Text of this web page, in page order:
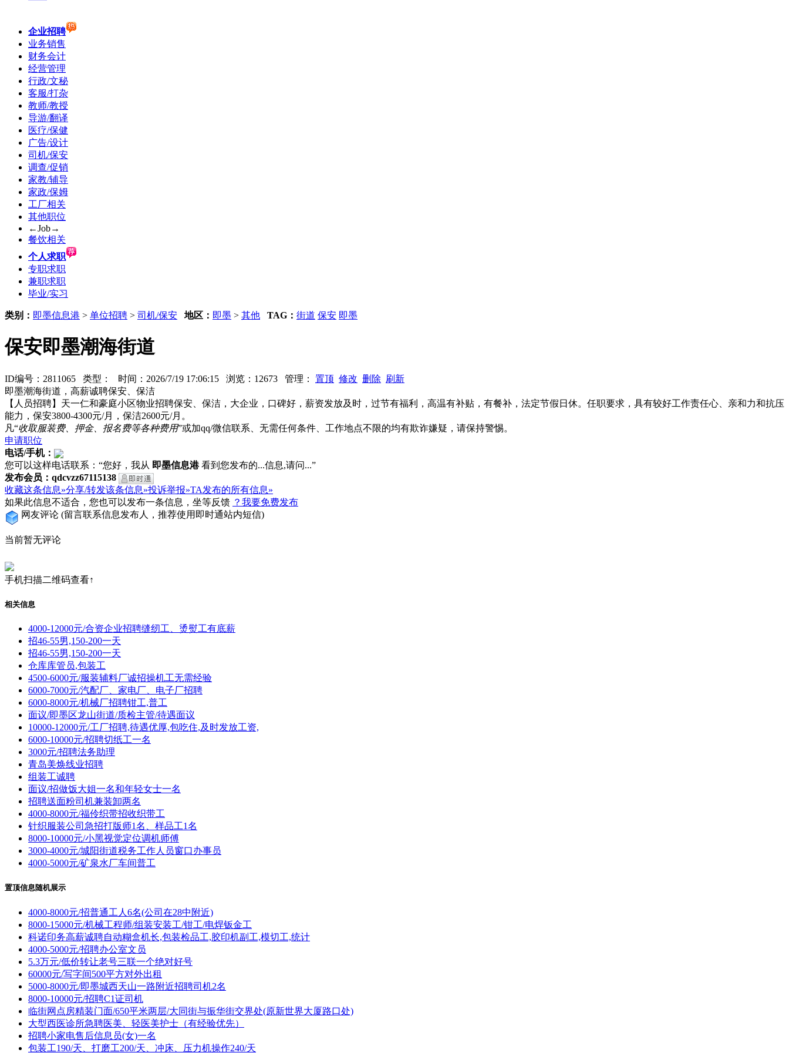
企业招聘
业务销售
财务会计
经营管理
行政/文秘
客服/打杂
教师/教授
导游/翻译
医疗/保健
广告/设计
司机/保安
调查/促销
家教/辅导
家政/保姆
工厂相关
其他职位
←Job→
餐饮相关
个人求职
专职求职
兼职求职
毕业/实习
类别： 即墨信息港 > 单位招聘 > 司机/保安 地区： 即墨 > 其他 TAG： 街道 保安 即墨
保安即墨潮海街道
ID编号：2811065 类型： 时间：2026/7/19 17:06:15 浏览：12673 管理： 置顶 修改 删除 刷新
即墨潮海街道，高薪诚聘保安、保洁
【人员招聘】天一仁和豪庭小区物业招聘保安、保洁，大企业，口碑好，薪资发放及时，过节有福利，高温有补贴，有餐补，法定节假日休。任职要求，具有较好工作责任心、亲和力和抗压
能力，保安3800-4300元/月，保洁2600元/月。
凡“收取服装费、押金、报名费等各种费用”或加qq/微信联系、无需任何条件、工作地点不限的均有欺诈嫌疑，请保持警惕。
申请职位
电话/手机：
您可以这样电话联系：“您好，我从 即墨信息港看到您发布的...信息,请问...”
发布会员：qdcvzz67115138
收藏这条信息»分享/转发该条信息»投诉举报»TA发布的所有信息»
如果此信息不适合，您也可以发布一条信息，坐等反馈 ？我要免费发布
网友评论 (留言联系信息发布人，推荐使用即时通站内短信)
当前暂无评论
手机扫描二维码查看↑
相关信息
4000-12000元/合资企业招聘缝纫工、烫熨工有底薪
招46-55男,150-200一天
招46-55男,150-200一天
仓库库管员,包装工
4500-6000元/服装辅料厂诚招操机工无需经验
6000-7000元/汽配厂、家电厂、电子厂招聘
6000-8000元/机械厂招聘钳工,普工
面议/即墨区龙山街道/质检主管/待遇面议
10000-12000元/工厂招聘,待遇优厚,包吃住,及时发放工资,
6000-10000元/招聘切纸工一名
3000元/招聘法务助理
青岛美焕线业招聘
组装工诚聘
面议/招做饭大姐一名和年轻女士一名
招聘送面粉司机兼装卸两名
4000-8000元/福伶织带招收织带工
针织服装公司急招打版师1名、样品工1名
8000-10000元/小黑视觉定位调机师傅
3000-4000元/城阳街道税务工作人员窗口办事员
4000-5000元/矿泉水厂车间普工
置顶信息随机展示
4000-8000元/招普通工人6名(公司在28中附近)
8000-15000元/机械工程师/组装安装工/钳工/电焊钣金工
科诺印务高薪诚聘自动糊盒机长,包装检品工,胶印机副工,模切工,统计
4000-5000元/招聘办公室文员
5.3万元/低价转让老号三联一个绝对好号
60000元/写字间500平方对外出租
5000-8000元/即墨城西天山一路附近招聘司机2名
8000-10000元/招聘C1证司机
临街网点房精装门面/650平米两层/大同街与振华街交界处(原新世界大厦路口处)
大型西医诊所急聘医美、轻医美护士（有经验优先）
招聘小家电售后信息员(女)一名
包装工190/天、打磨工200/天、冲床、压力机操作240/天